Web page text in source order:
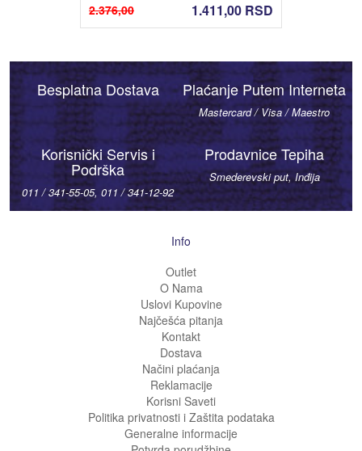
2.376,00 1.411,00 RSD
Besplatna Dostava Plaćanje Putem Interneta
Mastercard / Visa / Maestro
Korisnički Servis i
Podrška
011 / 341-55-05, 011 / 341-12-92
Prodavnice Tepiha
Smederevski put, Inđija
Info
Outlet
O Nama
Uslovi Kupovine
Najčešća pitanja
Kontakt
Dostava
Načini plaćanja
Reklamacije
Korisni Saveti
Politika privatnosti i Zaštita podataka
Generalne informacije